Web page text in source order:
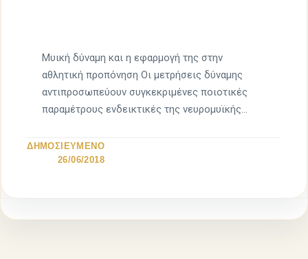
Μυική δύναμη και η εφαρμογή της στην
αθλητική προπόνηση Οι μετρήσεις δύναμης
αντιπροσωπεύουν συγκεκριμένες ποιοτικές
παραμέτρους ενδεικτικές της νευρομυϊκής
ΔΗΜΟΣΙΕΥΜΕΝΟ
26/06/2018